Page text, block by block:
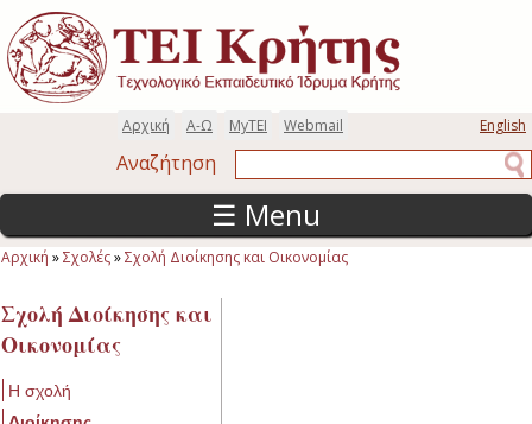
Παράκαμψη προς το κυρίως περιεχόμενο
English
Webmail
MyTEI
Α-Ω
Αρχική
Αναζήτηση
☰ Menu
Αρχική »Σχολές»Σχολή Διοίκησης και Οικονομίας
Σχολή Διοίκησης και
Οικονομίας
Η σχολή